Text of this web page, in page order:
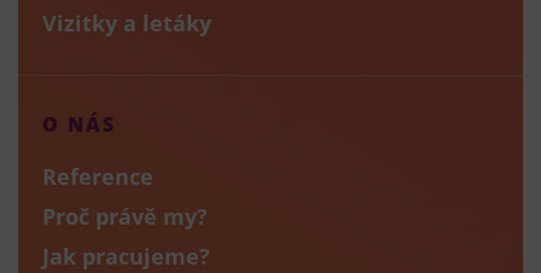
Vizitky a letáky
O NÁS
Reference
Proč právě my?
Jak pracujeme?